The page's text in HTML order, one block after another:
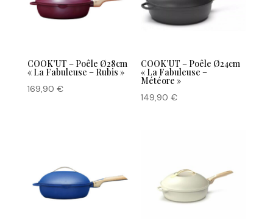
COOK’UT – Poêle Ø28cm
« La Fabuleuse – Rubis »
169,90 €
COOK’UT – Poêle Ø24cm
« La Fabuleuse –
Météore »
149,90€